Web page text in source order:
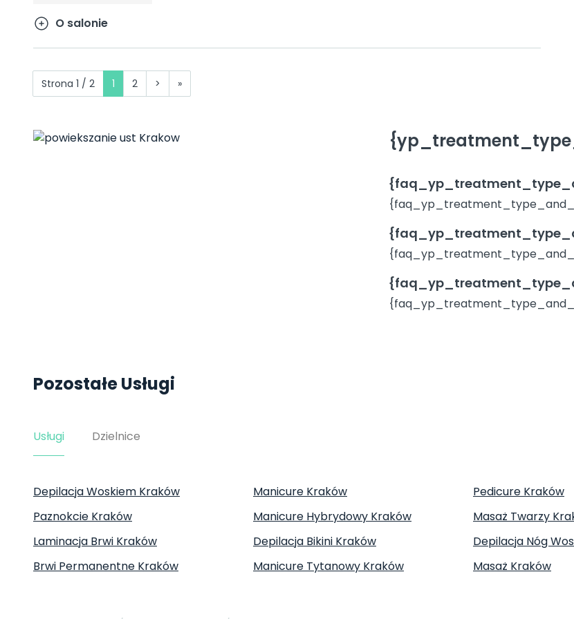
O salonie
Strona 1 / 2 1 2 > »
Pozostałe Usługi
Usługi Dzielnice
Depilacja Woskiem Kraków Manicure Kraków Pedicure Kraków
Paznokcie Kraków
Manicure Hybrydowy Kraków Masaż Twarzy
Laminacja Brwi Kraków
Depilacja Bikini Kraków Depilacja Nóg
Brwi Permanentne Kraków
Manicure Tytanowy Kraków Masaż Kraków